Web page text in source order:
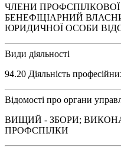
ЧЛЕНИ ПРОФСПІЛКОВОЇ
БЕНЕФІЦІАРНИЙ
ЮРИДИЧНОЇ ОСОБИ
Види діяльності
94.20 Діяльність
Відомості про органи
ВИЩИЙ - ЗБОРИ;
ПРОФСПІЛКИ